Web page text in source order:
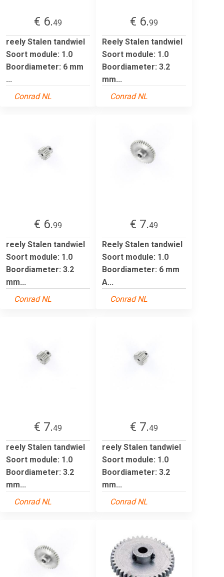
€ 6.49
reely Stalen tandwiel
Soort module: 1.0
Boordiameter: 6 mm
...
Conrad NL
€ 6.99
Reely Stalen tandwiel
Soort module: 1.0
Boordiameter: 3.2
mm...
Conrad NL
€ 6.99
reely Stalen tandwiel
Soort module: 1.0
Boordiameter: 3.2
mm...
Conrad NL
€ 7.49
Reely Stalen tandwiel
Soort module: 1.0
Boordiameter: 6 mm
A...
Conrad NL
€ 7.49
reely Stalen tandwiel
Soort module: 1.0
Boordiameter: 3.2
mm...
Conrad NL
€ 7.49
reely Stalen tandwiel
Soort module: 1.0
Boordiameter: 3.2
mm...
Conrad NL